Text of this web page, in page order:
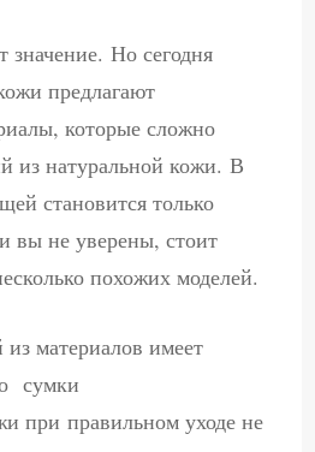
Но сегодня
предлагают
которые сложно
из натуральной кожи. В
становится только
вы не уверены, стоит
похожих моделей.
материалов имеет
сумки
при правильном уходе не